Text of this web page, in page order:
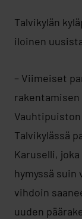
Talvikylän
iloinen
– Viimeiset
rakentamisen
Vauhtipuiston
Talvikylässä
Karuselli,
hymyssä suin
vihdoin
uuden